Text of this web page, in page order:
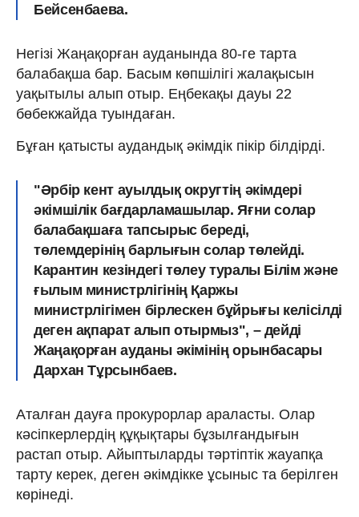
Бейсенбаева.
Негізі Жаңақорған ауданында 80-ге тарта
балабақша бар. Басым көпшілігі жалақысын
уақытылы алып отыр. Еңбекақы дауы 22
бөбекжайда туындаған.
Бұған қатысты аудандық әкімдік пікір білдірді.
"Әрбір кент ауылдық округтің әкімдері
әкімшілік бағдарламашылар. Яғни солар
балабақшаға тапсырыс береді,
төлемдерінің барлығын солар төлейді.
Карантин кезіндегі төлеу туралы Білім және
ғылым министрлігінің Қаржы
министрлігімен бірлескен бұйрығы келісілді
деген ақпарат алып отырмыз", – дейді
Жаңақорған ауданы әкімінің орынбасары
Дархан Тұрсынбаев.
Аталған дауға прокурорлар араласты. Олар
кәсіпкерлердің құқықтары бұзылғандығын
растап отыр. Айыптыларды тәртіптік жауапқа
тарту керек, деген әкімдікке ұсыныс та берілген
көрінеді.